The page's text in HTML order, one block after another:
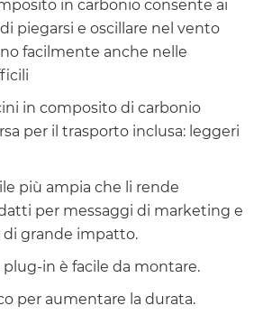
in carbonio consente ai
piegarsi e oscillare nel vento
facilmente anche nelle
in composito di carbonio
per il trasporto inclusa: leggeri
più ampia che li rende
per messaggi di marketing e
di grande impatto.
plug-in è facile da montare.
per aumentare la durata.